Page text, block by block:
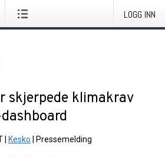
LOGG INN
skjerpede klimakrav
Kesko Pressemelding